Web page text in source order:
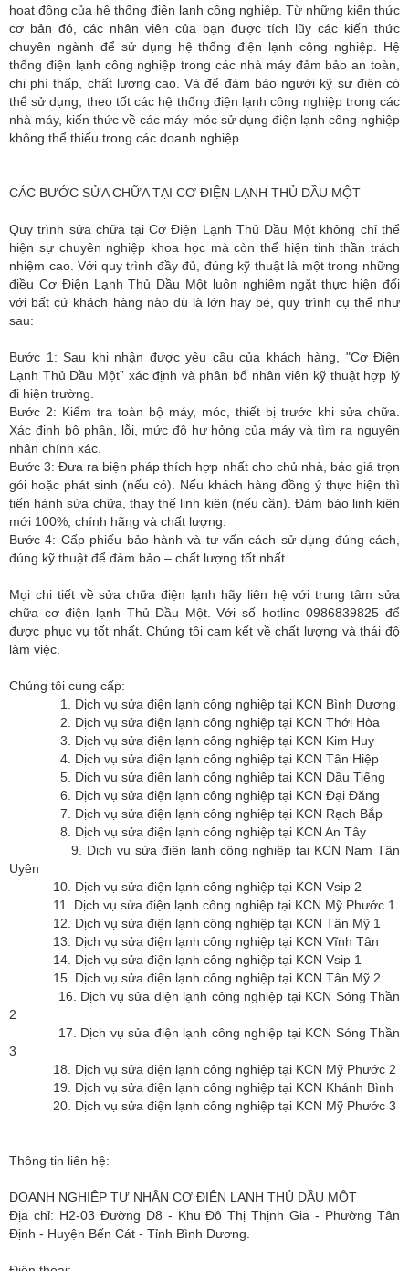
hoạt động của hệ thống điện lạnh công nghiệp. Từ những kiến thức
cơ bản đó, các nhân viên của bạn được tích lũy các kiến thức
chuyên ngành để sử dụng hệ thống điện lạnh công nghiệp. Hệ
thống điện lạnh công nghiệp trong các nhà máy đảm bảo an toàn,
chi phí thấp, chất lượng cao. Và để đảm bảo người kỹ sư điện có
thể sử dụng, theo tốt các hệ thống điện lạnh công nghiệp trong các
nhà máy, kiến thức về các máy móc sử dụng điện lạnh công nghiệp
không thể thiếu trong các doanh nghiệp.
CÁC BƯỚC SỬA CHỮA TẠI CƠ ĐIỆN LẠNH THỦ DẦU MỘT
Quy trình sửa chữa tại Cơ Điện Lạnh Thủ Dầu Một không chỉ thể
hiện sự chuyên nghiệp khoa học mà còn thể hiện tinh thần trách
nhiệm cao. Với quy trình đầy đủ, đúng kỹ thuật là một trong những
điều Cơ Điện Lạnh Thủ Dầu Một luôn nghiêm ngặt thực hiện đối
với bất cứ khách hàng nào dù là lớn hay bé, quy trình cụ thể như
sau:
Bước 1: Sau khi nhận được yêu cầu của khách hàng, "Cơ Điện
Lạnh Thủ Dầu Một” xác định và phân bổ nhân viên kỹ thuật hợp lý
đi hiện trường.
Bước 2: Kiểm tra toàn bộ máy, móc, thiết bị trước khi sửa chữa.
Xác định bộ phận, lỗi, mức độ hư hỏng của máy và tìm ra nguyên
nhân chính xác.
Bước 3: Đưa ra biện pháp thích hợp nhất cho chủ nhà, báo giá trọn
gói hoặc phát sinh (nếu có). Nếu khách hàng đồng ý thực hiện thì
tiến hành sửa chữa, thay thế linh kiện (nếu cần). Đảm bảo linh kiện
mới 100%, chính hãng và chất lượng.
Bước 4: Cấp phiếu bảo hành và tư vấn cách sử dụng đúng cách,
đúng kỹ thuật để đảm bảo – chất lượng tốt nhất.
Mọi chi tiết về sửa chữa điện lạnh hãy liên hệ với trung tâm sửa
chữa cơ điện lạnh Thủ Dầu Một. Với số hotline 0986839825 để
được phục vụ tốt nhất. Chúng tôi cam kết về chất lượng và thái độ
làm việc.
Chúng tôi cung cấp:
1. Dịch vụ sửa điện lạnh công nghiệp tại KCN Bình Dương
2. Dịch vụ sửa điện lạnh công nghiệp tại KCN Thới Hòa
3. Dịch vụ sửa điện lạnh công nghiệp tại KCN Kim Huy
4. Dịch vụ sửa điện lạnh công nghiệp tại KCN Tân Hiệp
5. Dịch vụ sửa điện lạnh công nghiệp tại KCN Dầu Tiếng
6. Dịch vụ sửa điện lạnh công nghiệp tại KCN Đại Đăng
7. Dịch vụ sửa điện lạnh công nghiệp tại KCN Rạch Bắp
8. Dịch vụ sửa điện lạnh công nghiệp tại KCN An Tây
9. Dịch vụ sửa điện lạnh công nghiệp tại KCN Nam Tân
Uyên
10. Dịch vụ sửa điện lạnh công nghiệp tại KCN Vsip 2
11. Dịch vụ sửa điện lạnh công nghiệp tại KCN Mỹ Phước 1
12. Dịch vụ sửa điện lạnh công nghiệp tại KCN Tân Mỹ 1
13. Dịch vụ sửa điện lạnh công nghiệp tại KCN Vĩnh Tân
14. Dịch vụ sửa điện lạnh công nghiệp tại KCN Vsip 1
15. Dịch vụ sửa điện lạnh công nghiệp tại KCN Tân Mỹ 2
16. Dịch vụ sửa điện lạnh công nghiệp tại KCN Sóng Thần
2
17. Dịch vụ sửa điện lạnh công nghiệp tại KCN Sóng Thần
3
18. Dịch vụ sửa điện lạnh công nghiệp tại KCN Mỹ Phước 2
19. Dịch vụ sửa điện lạnh công nghiệp tại KCN Khánh Bình
20. Dịch vụ sửa điện lạnh công nghiệp tại KCN Mỹ Phước 3
Thông tin liên hệ:
DOANH NGHIỆP TƯ NHÂN CƠ ĐIỆN LẠNH THỦ DẦU MỘT
Địa chỉ: H2-03 Đường D8 - Khu Đô Thị Thịnh Gia - Phường Tân
Định - Huyện Bến Cát - Tỉnh Bình Dương.